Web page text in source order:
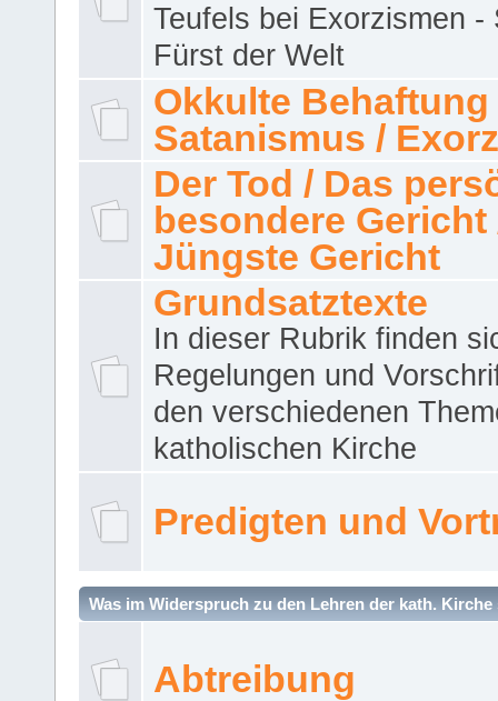
Teufels bei Exorzismen -
Fürst der Welt
Okkulte Behaftung
Satanismus /
Der Tod / Das
besondere Gericht
Jüngste Gericht
Grundsatztexte
In dieser Rubrik finden
Regelungen und
den verschiedenen
katholischen Kirche
Predigten und
Was im Widerspruch zu den Lehren der kath. Kirche
Abtreibung